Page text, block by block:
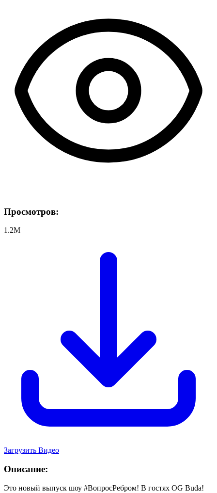
Просмотров:
1.2M
Загрузить Видео
Описание:
Это новый выпуск шоу #ВопросРебром! В гостях OG Buda!